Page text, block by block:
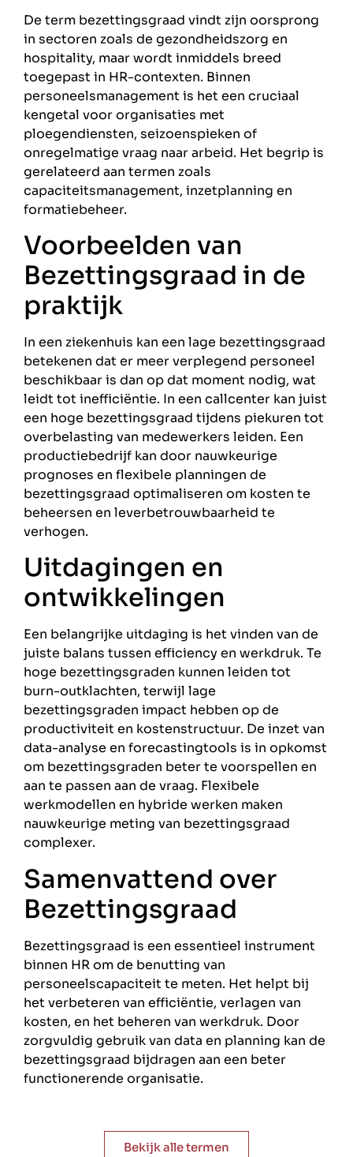
De term bezettingsgraad vindt zijn oorsprong
in sectoren zoals de gezondheidszorg en
hospitality, maar wordt inmiddels breed
toegepast in HR-contexten. Binnen
personeelsmanagement is het een cruciaal
kengetal voor organisaties met
ploegendiensten, seizoenspieken of
onregelmatige vraag naar arbeid. Het begrip is
gerelateerd aan termen zoals
capaciteitsmanagement, inzetplanning en
formatiebeheer.
Voorbeelden van
Bezettingsgraad in de
praktijk
In een ziekenhuis kan een lage bezettingsgraad
betekenen dat er meer verplegend personeel
beschikbaar is dan op dat moment nodig, wat
leidt tot inefficiëntie. In een callcenter kan juist
een hoge bezettingsgraad tijdens piekuren tot
overbelasting van medewerkers leiden. Een
productiebedrijf kan door nauwkeurige
prognoses en flexibele planningen de
bezettingsgraad optimaliseren om kosten te
beheersen en leverbetrouwbaarheid te
verhogen.
Uitdagingen en
ontwikkelingen
Een belangrijke uitdaging is het vinden van de
juiste balans tussen efficiency en werkdruk. Te
hoge bezettingsgraden kunnen leiden tot
burn-outklachten, terwijl lage
bezettingsgraden impact hebben op de
productiviteit en kostenstructuur. De inzet van
data-analyse en forecastingtools is in opkomst
om bezettingsgraden beter te voorspellen en
aan te passen aan de vraag. Flexibele
werkmodellen en hybride werken maken
nauwkeurige meting van bezettingsgraad
complexer.
Samenvattend over
Bezettingsgraad
Bezettingsgraad is een essentieel instrument
binnen HR om de benutting van
personeelscapaciteit te meten. Het helpt bij
het verbeteren van efficiëntie, verlagen van
kosten, en het beheren van werkdruk. Door
zorgvuldig gebruik van data en planning kan de
bezettingsgraad bijdragen aan een beter
functionerende organisatie.
Bekijk alle termen